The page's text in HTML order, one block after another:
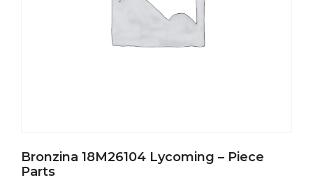
Bronzina 18M26104 Lycoming – Piece
Parts